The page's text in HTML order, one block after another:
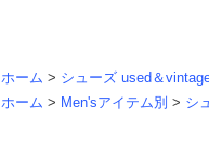
ホーム > シューズ used＆
ホーム > Men'sアイテム別 > シ